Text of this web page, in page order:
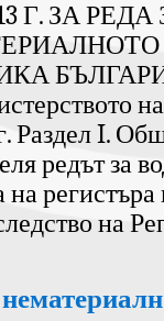
Г. ЗА
Раздел I.
редът за
регистъра
на